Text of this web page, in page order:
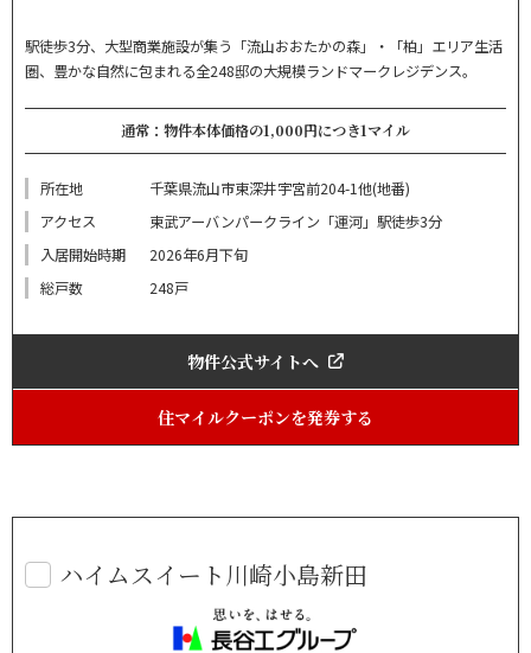
駅徒歩3分、大型商業施設が集う「流山おおたかの森」・「柏」エリア生活
圏、豊かな自然に包まれる全248邸の大規模ランドマークレジデンス。
通常：物件本体価格の1,000円につき1マイル
所在地
千葉県流山市東深井宇宮前204-1他(地番)
アクセス
東武アーバンパークライン「運河」駅徒歩3分
入居開始時期
2026年6月下旬
総戸数
248戸
物件公式サイトへ
住マイルクーポンを発券する
ハイムスイート川崎小島新田